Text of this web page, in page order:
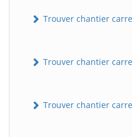
Trouver chantier
Trouver chantier
Trouver chantier